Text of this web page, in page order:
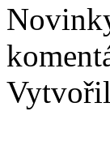
Vytvořil